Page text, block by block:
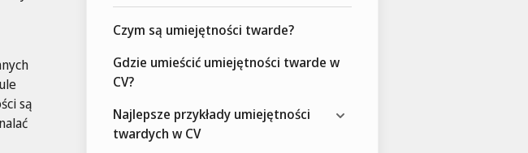
są
Czym są umiejętności twarde?
Gdzie umieścić umiejętności twarde w
CV?
Najlepsze przykłady umiejętności
twardych w CV